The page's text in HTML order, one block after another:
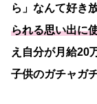
ら」なんて好き
られる思い出に
え自分が月給20
子供のガチャガ